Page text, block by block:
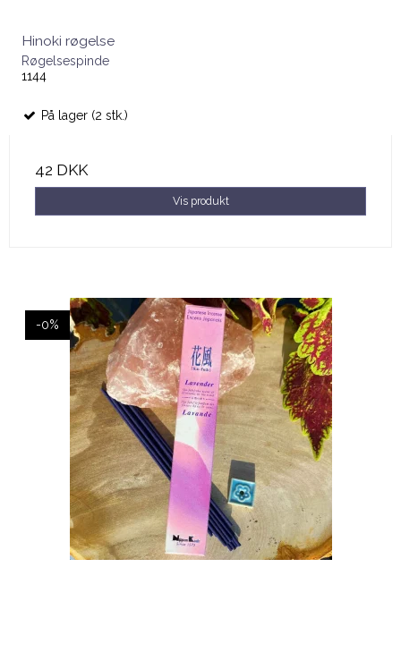
Hinoki røgelse
Røgelsespinde
1144
På lager (2 stk.)
42 DKK
Vis produkt
-0%